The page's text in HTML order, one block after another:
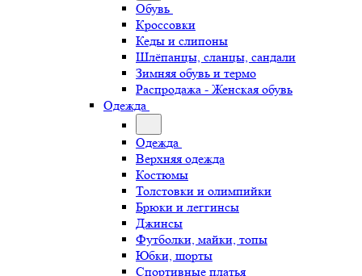
Обувь
Кроссовки
Кеды и слипоны
Шлёпанцы, сланцы, сандали
Зимняя обувь и термо
Распродажа - Женская обувь
Одежда
Одежда
Верхняя одежда
Костюмы
Толстовки и олимпийки
Брюки и леггинсы
Джинсы
Футболки, майки, топы
Юбки, шорты
Спортивные платья